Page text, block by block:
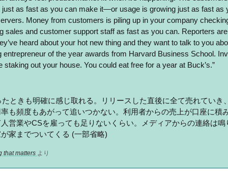
just as fast as you can make it—or usage is growing just as fast as
Money from customers is piling up in your company
sales and customer support staff as fast as you can. Reporters
heard about your hot new thing and they want to talk to you
entrepreneur of the year awards from Harvard Business School.
staking out your house. You could eat free for a year at Buck’s.”
ときも明確に感じ取れる。リリースした直後に全て売れていき
も頻度もあがって追いつかない。利用者からの売上が口座に積
営業やCSを雇っても足りないくらい。メディアからの連絡は鳴
家までついてくる (一部省略)
that matters より